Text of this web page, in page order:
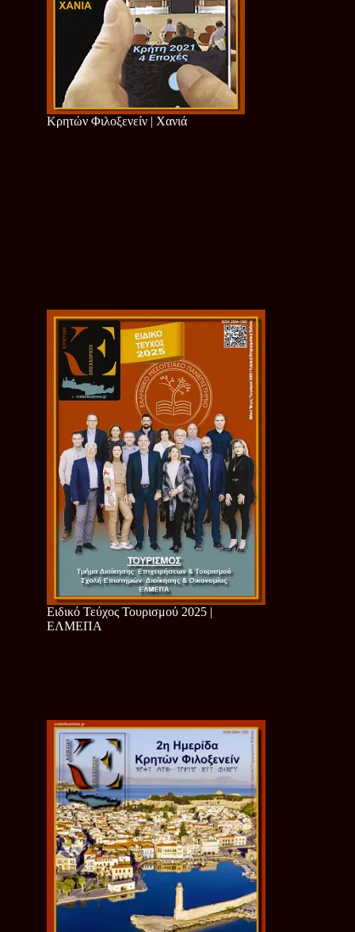
Κρητών Φιλοξενείν | Χανιά
Ειδικό Τεύχος Τουρισμού 2025 |
ΕΛΜΕΠΑ